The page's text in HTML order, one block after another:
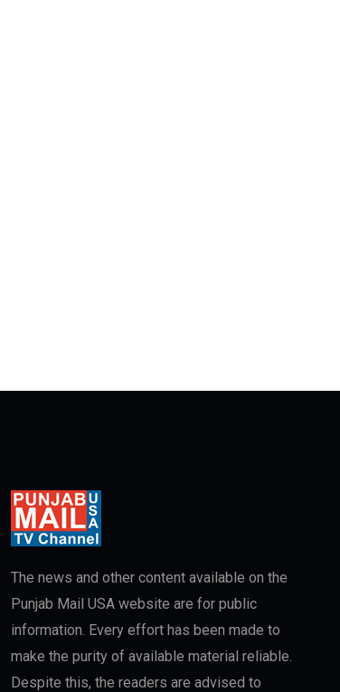
The news and other content available on the
Punjab Mail USA website are for public
information. Every effort has been made to
make the purity of available material reliable.
Despite this, the readers are advised to